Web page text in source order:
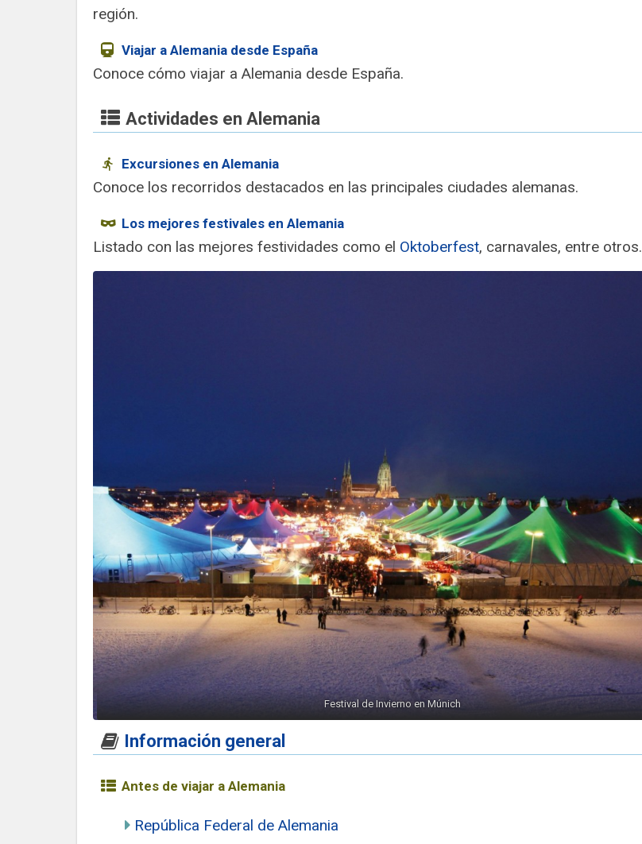
región.
Viajar a Alemania desde España
Conoce cómo viajar a Alemania desde España.
Actividades en Alemania
Excursiones en Alemania
Conoce los recorridos destacados en las principales ciudades alemanas.
Los mejores festivales en Alemania
Listado con las mejores festividades como el Oktoberfest, carnavales, entre otros.
Festival de Invierno en Múnich
Información general
Antes de viajar a Alemania
República Federal de Alemania